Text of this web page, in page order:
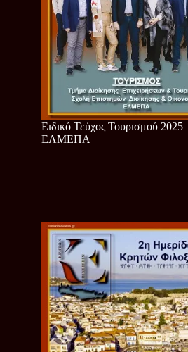
Ειδικό Τεύχος Τουρισμού 2025 |
ΕΛΜΕΠΑ